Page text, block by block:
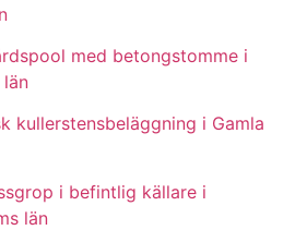
med betongstomme i
län
kullerstensbeläggning i Gamla
i befintlig källare i
län